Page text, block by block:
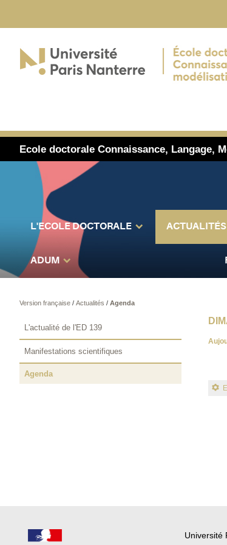
Ecole doctorale Connaissance, Langage,
L'ECOLE DOCTORALE ACTUALITÉS
ADUM
Version française/ Actualités/ Agenda
L'actualité de l'ED 139
Manifestations scientifiques
Agenda
Université